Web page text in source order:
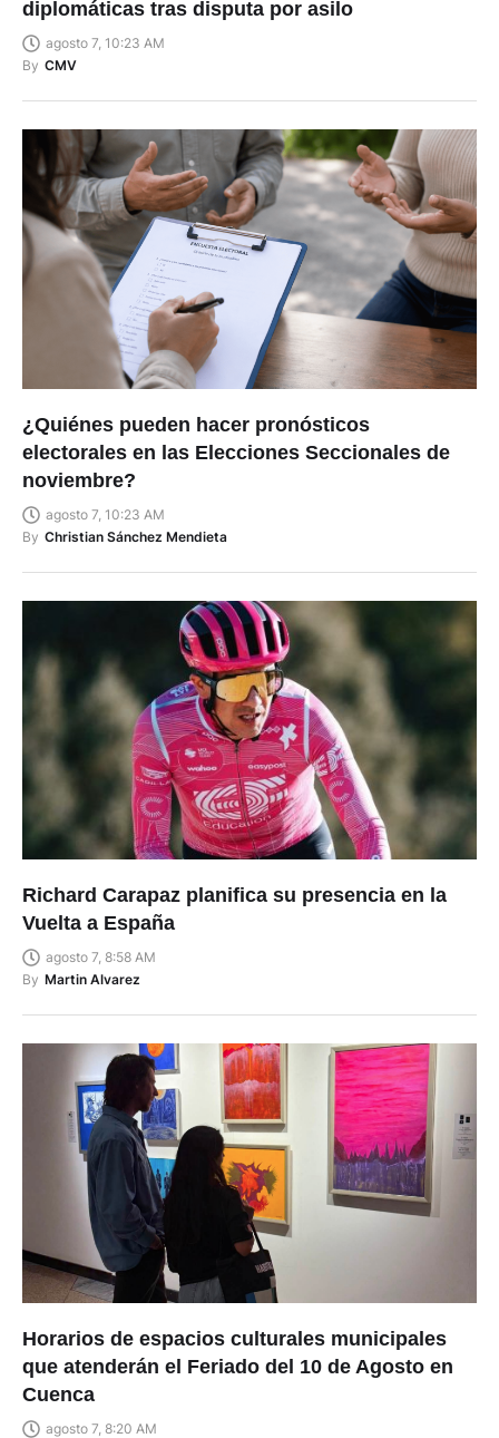
diplomáticas tras disputa por asilo
agosto 7, 10:23 AM
By CMV
¿Quiénes pueden hacer pronósticos
electorales en las Elecciones Seccionales de
noviembre?
agosto 7, 10:23 AM
By Christian Sánchez Mendieta
Richard Carapaz planifica su presencia en la
Vuelta a España
agosto 7, 8:58 AM
By Martin Alvarez
Horarios de espacios culturales municipales
que atenderán el Feriado del 10 de Agosto en
Cuenca
agosto 7, 8:20 AM